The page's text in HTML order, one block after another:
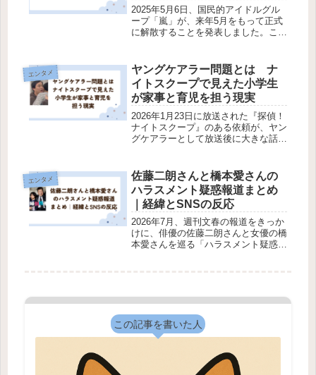
2025年5月6日、国民的アイドルグル
ープ「嵐」が、来年5月をもって正式
に解散することを発表しました。この
た大野智さんも含む5人全員が登場し
ました。グループは、来春に予定さ...
エンタメ
ヤングケアラー問題とは ナ
イトスクープで見えた小学生
が家事と育児を担う現実
2026年1月23日に放送された『探偵！
ナイトスクープ』のある依頼が、ヤン
グケアラーとして放送後に大きな話題
年生の少年からの依頼です。番組で
は、お笑いコンビ・霜降り明星のせ...
エンタメ
佐藤二朗さんと橋本愛さんの
ハラスメント疑惑報道まとめ
｜経緯とSNSの反応
2026年7月、週刊文春の報道をきっか
けに、俳優の佐藤二朗さんと女優の橋
本愛さんを巡る「ハラスメント疑惑」
この記事を書いた人